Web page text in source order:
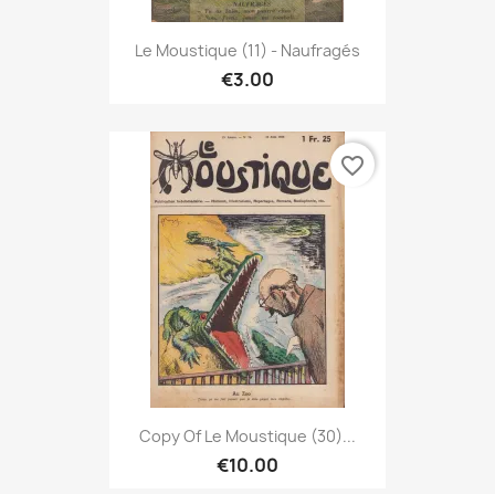
Le Moustique (11) - Naufragés
€3.00
Copy Of Le Moustique (30)...
€10.00
favorite_border